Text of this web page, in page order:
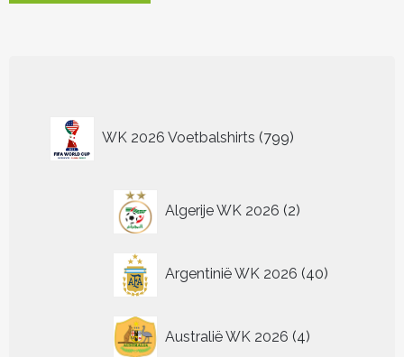
worden
WK 2026 Voetbalshirts 799
producten
Algerije WK 2026 2
producten
Argentinië WK 2026 40
producten
Australië WK 2026 4
producten